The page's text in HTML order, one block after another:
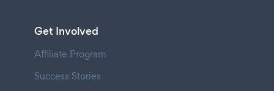
Get Involved
Affiliate Program
Success Stories